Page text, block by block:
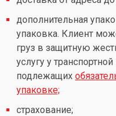
дополнительная
упаковка. Клиент
груз в защитную
услугу у
подлежащих
упаковке;
страхование;